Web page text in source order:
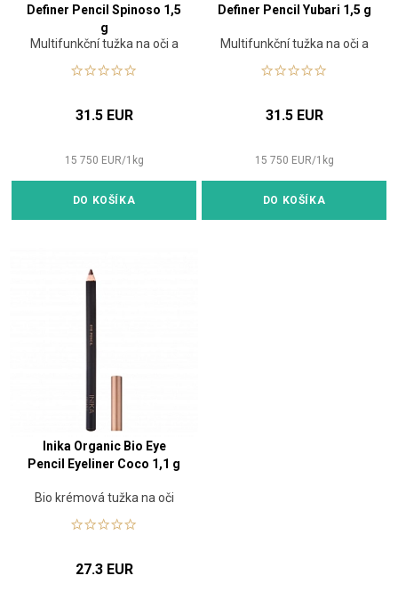
Definer Pencil Spinoso 1,5
g
Multifunkční tužka na oči a
31.5 EUR
15 750 EUR/1 kg
DO KOŠÍKA
Definer Pencil Yubari 1,5 g
Multifunkční tužka na oči a
31.5 EUR
15 750 EUR/1 kg
DO KOŠÍKA
Inika Organic Bio Eye
Pencil Eyeliner Coco 1,1 g
Bio krémová tužka na oči
27.3 EUR